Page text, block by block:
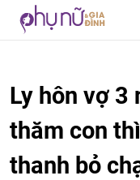
Ly hôn vợ 3
thăm con
thanh bỏ